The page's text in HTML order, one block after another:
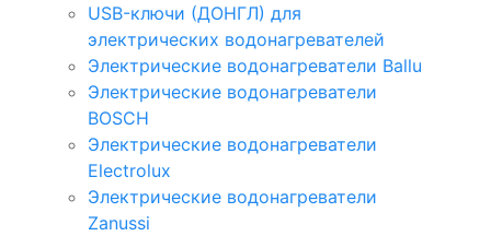
USB-ключи (ДОНГЛ) для
электрических водонагревателей
Электрические водонагреватели Ballu
Электрические водонагреватели
BOSCH
Электрические водонагреватели
Electrolux
Электрические водонагреватели
Zanussi